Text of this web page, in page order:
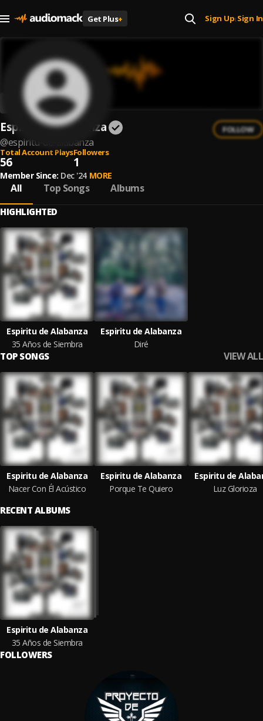
Get Plus+ Sign Up| Sign In
Espiritu de Alabanza
@espiritu-de-alabanza
FOLLOW
Total Account Plays
56
Followers
1
Member Since: Dec '24 MORE
All Top Songs Albums
HIGHLIGHTED
Espiritu de Alabanza
35 Años de Siembra
Espiritu de Alabanza
Diré
TOP SONGS VIEW ALL
Espiritu de Alabanza
Nacer Con Él Acústico
Espiritu de Alabanza
Porque Te Quiero
Espiritu de
Luz Glorioza
RECENT ALBUMS
Espiritu de Alabanza
35 Años de Siembra
FOLLOWERS